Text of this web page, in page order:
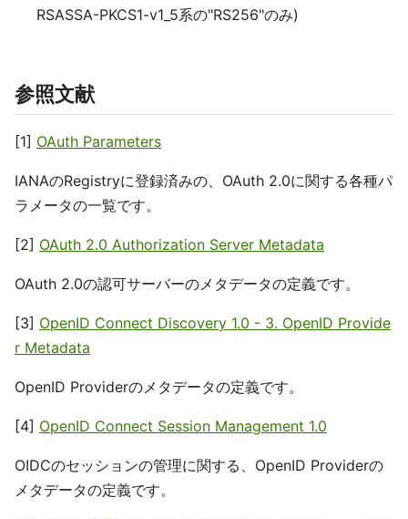
RSASSA-PKCS1-v1_5系の"RS256"のみ)
参照文献
[1] OAuth Parameters
IANAのRegistryに登録済みの、OAuth 2.0に関する各種パ
ラメータの一覧です。
[2] OAuth 2.0 Authorization Server Metadata
OAuth 2.0の認可サーバーのメタデータの定義です。
[3] OpenID Connect Discovery 1.0 - 3. OpenID Provide
r Metadata
OpenID Providerのメタデータの定義です。
[4] OpenID Connect Session Management 1.0
OIDCのセッションの管理に関する、OpenID Providerの
メタデータの定義です。